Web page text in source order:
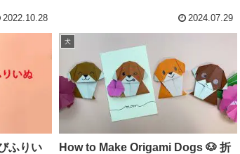
2022.10.28 2024.07.29
ふりい
犬
How to Make Origami Dogs 🐶 折